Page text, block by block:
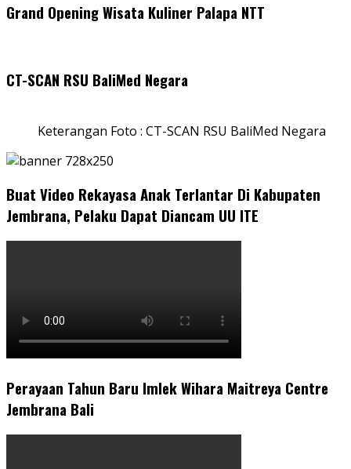
Grand Opening Wisata Kuliner Palapa NTT
CT-SCAN RSU BaliMed Negara
Keterangan Foto : CT-SCAN RSU BaliMed Negara
Buat Video Rekayasa Anak Terlantar Di Kabupaten
Jembrana, Pelaku Dapat Diancam UU ITE
Perayaan Tahun Baru Imlek Wihara Maitreya Centre
Jembrana Bali